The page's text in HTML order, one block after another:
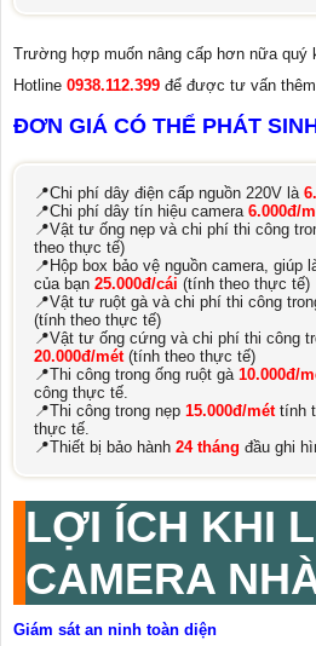
Trường hợp muốn nâng cấp hơn nữa quý
Hotline 0938.112.399 để được tư vấn
ĐƠN GIÁ CÓ THỂ PHÁT
📍Chi phí dây điện cấp nguồn 220V là
📍Chi phí dây tín hiệu camera 6.000đ/
📍Vật tư ống nẹp và chi phí thi công
theo thực tế)
📍Hộp box bảo vệ nguồn camera, giúp
của bạn 25.000đ/cái (tính theo thực tế)
📍Vật tư ruột gà và chi phí thi công
(tính theo thực tế)
📍Vật tư ống cứng và chi phí thi công
20.000đ/mét (tính theo thực tế)
📍Thi công trong ống ruột gà 10.000đ/
công thực tế.
📍Thi công trong nẹp 15.000đ/mét tính
thực tế.
📍Thiết bị bảo hành 24 tháng đầu ghi
LỢI ÍCH KHI
CAMERA
Giám sát an ninh toàn diện